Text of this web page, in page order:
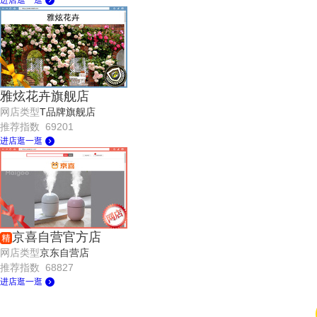
雅炫花卉旗舰店
网店类型T品牌旗舰店
推荐指数 69201
进店逛一逛
京喜自营官方店
网店类型京东自营店
推荐指数 68827
进店逛一逛